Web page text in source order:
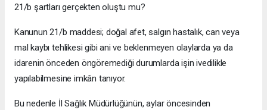
21/b şartları gerçekten oluştu mu?
Kanunun 21/b maddesi; doğal afet, salgın hastalık, can veya
mal kaybı tehlikesi gibi ani ve beklenmeyen olaylarda ya da
idarenin önceden öngöremediği durumlarda işin ivedilikle
yapılabilmesine imkân tanıyor.
Bu nedenle İl Sağlık Müdürlüğünün, aylar öncesinden